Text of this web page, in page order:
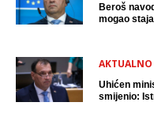
Beroš
mogao
AKTUALNO
Uhićen
smijenio: